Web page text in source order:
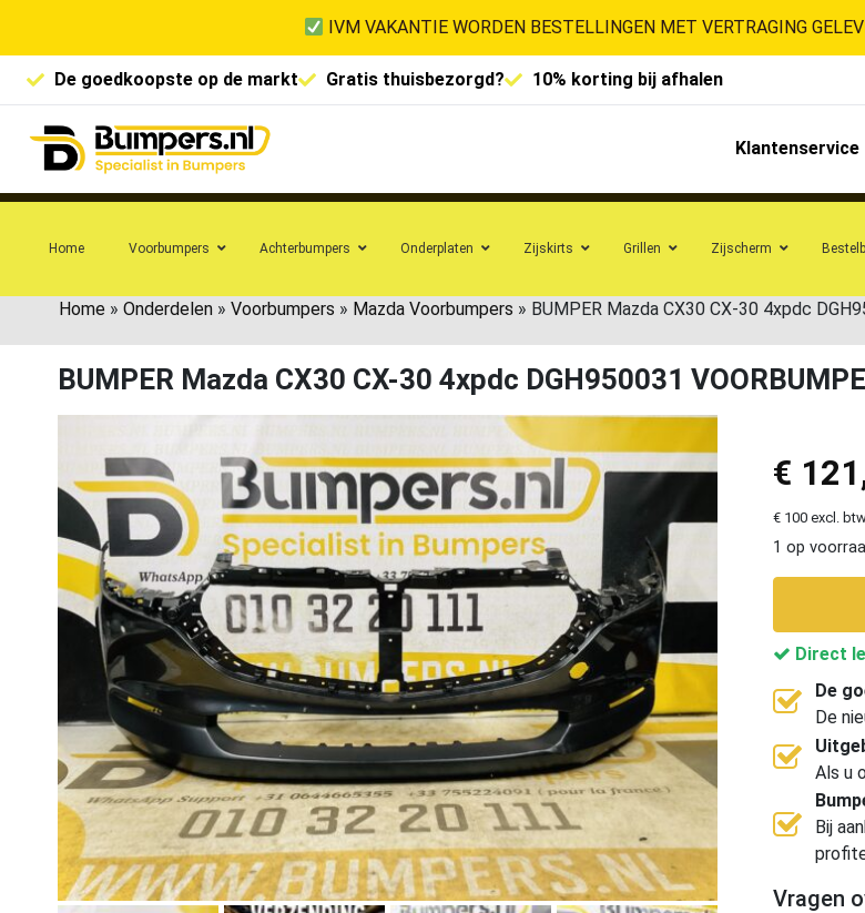
IVM VAKANTIE WORDEN BESTELLINGEN MET VERTRAGING
De goedkoopste op de markt Gratis thuisbezorgd? 10% korting bij afhalen
Klantenservice
Home Voorbumpers Achterbumpers Onderplaten Zijskirts Grillen Zijscherm
Home » Onderdelen » Voorbumpers » Mazda Voorbumpers » BUMPER Mazda CX30 CX-30 4xpdc
BUMPER Mazda CX30 CX-30 4xpdc DGH950031
€
€ 100 excl.
1 op
Direct
De
De
Als u
Bij
Vragen